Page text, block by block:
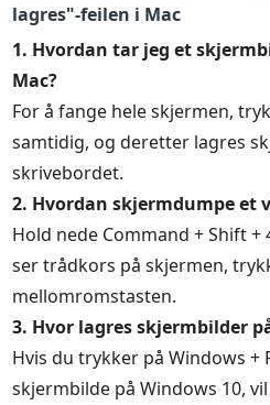
lagres"-feilen i Mac
1. Hvordan tar jeg et
Mac?
For å fange hele skjermen,
samtidig, og deretter lagres
skrivebordet.
2. Hvordan skjermdumpe et
Hold nede Command + Shift
ser trådkors på skjermen,
mellomromstasten.
3. Hvor lagres skjermbilder
Hvis du trykker på Windows +
skjermbilde på Windows 10,